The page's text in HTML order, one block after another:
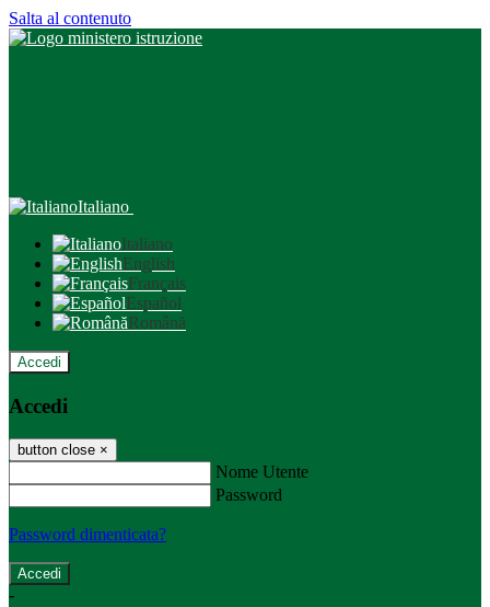
Salta al contenuto
Italiano
Italiano
English
Français
Español
Română
Accedi
Accedi
button close ×
Nome Utente
Password
Password dimenticata?
-